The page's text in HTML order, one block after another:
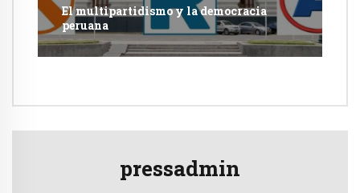
El multipartidismo y la democracia
peruana
pressadmin